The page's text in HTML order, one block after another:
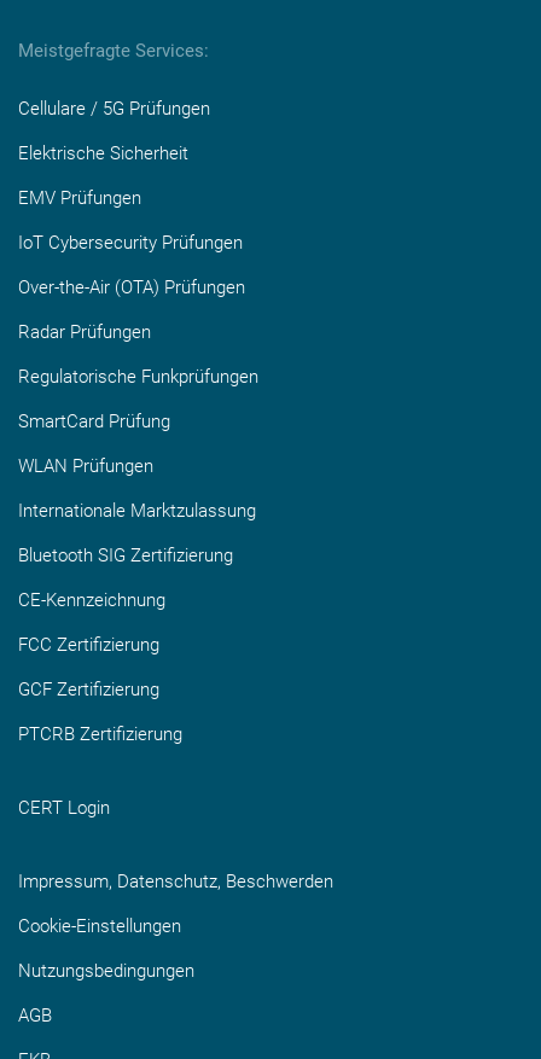
Meistgefragte Services:
Cellulare / 5G Prüfungen
Elektrische Sicherheit
EMV Prüfungen
IoT Cybersecurity Prüfungen
Over-the-Air (OTA) Prüfungen
Radar Prüfungen
Regulatorische Funkprüfungen
SmartCard Prüfung
WLAN Prüfungen
Internationale Marktzulassung
Bluetooth SIG Zertifizierung
CE-Kennzeichnung
FCC Zertifizierung
GCF Zertifizierung
PTCRB Zertifizierung
CERT Login
Impressum, Datenschutz, Beschwerden
Cookie-Einstellungen
Nutzungsbedingungen
AGB